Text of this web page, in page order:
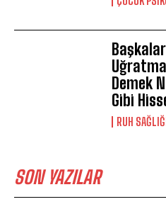
Demek
Gibi
⁠RUH
SON YAZILAR